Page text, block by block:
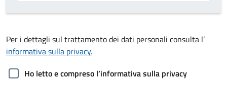
Per i dettagli sul trattamento dei dati personali consulta l’
informativa sulla privacy.
Ho letto e compreso l’informativa sulla privacy